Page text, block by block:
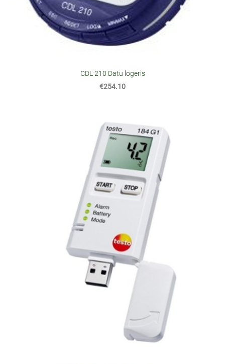
CDL 210 Datu logeris
€254.10